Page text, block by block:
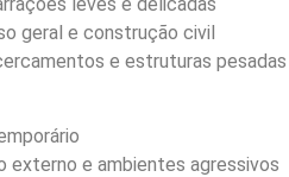
geral e construção civil
e estruturas pesadas
externo e ambientes agressivos